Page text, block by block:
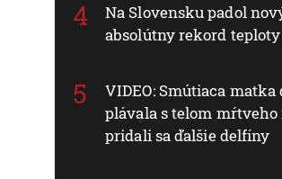
Na Slovensku padol
absolútny rekord
VIDEO: Smútiaca
plávala s telom mŕtveho
pridali sa ďalšie delfíny